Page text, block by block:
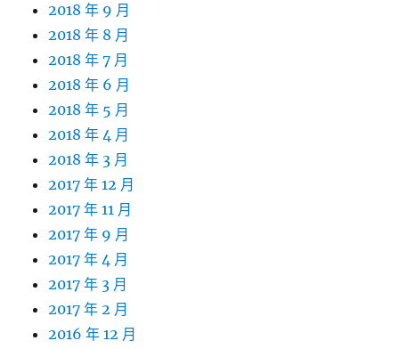
2018 年 9 月
2018 年 8 月
2018 年 7 月
2018 年 6 月
2018 年 5 月
2018 年 4 月
2018 年 3 月
2017 年 12 月
2017 年 11 月
2017 年 9 月
2017 年 4 月
2017 年 3 月
2017 年 2 月
2016 年 12 月